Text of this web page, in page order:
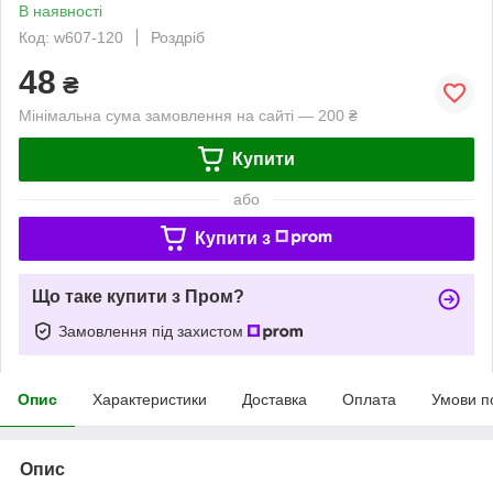
В наявності
Код: w607-120
Роздріб
48 ₴
Мінімальна сума замовлення на сайті — 200 ₴
Купити
або
Купити з
Що таке купити з Пром?
Замовлення під захистом
Опис Характеристики Доставка Оплата Умови
Опис